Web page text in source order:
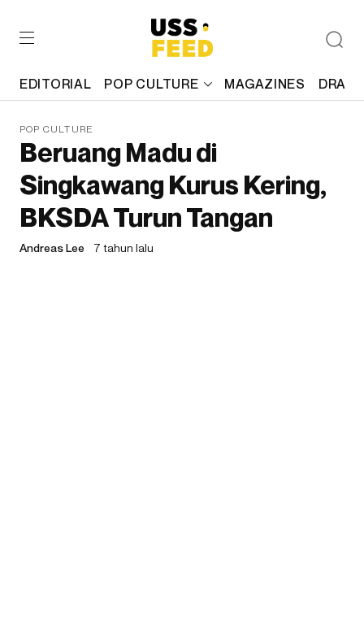
EDITORIAL POP CULTURE MAGAZINES
POP CULTURE
Beruang Madu di
Singkawang Kurus Kering,
BKSDA Turun Tangan
Andreas Lee 7 tahun lalu